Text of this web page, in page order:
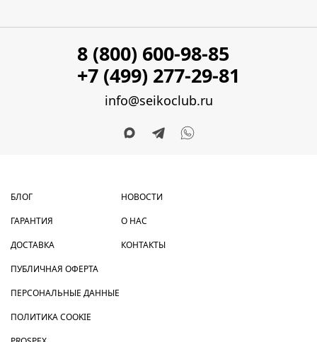
8 (800) 600-98-85
+7 (499) 277-29-81
info@seikoclub.ru
БЛОГ
ГАРАНТИЯ
ДОСТАВКА
НОВОСТИ
О НАС
КОНТАКТЫ
ПУБЛИЧНАЯ ОФЕРТА
ПЕРСОНАЛЬНЫЕ ДАННЫЕ
ПОЛИТИКА COOKIE